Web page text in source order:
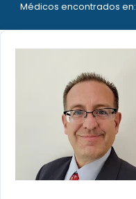
Médicos encontrados en: